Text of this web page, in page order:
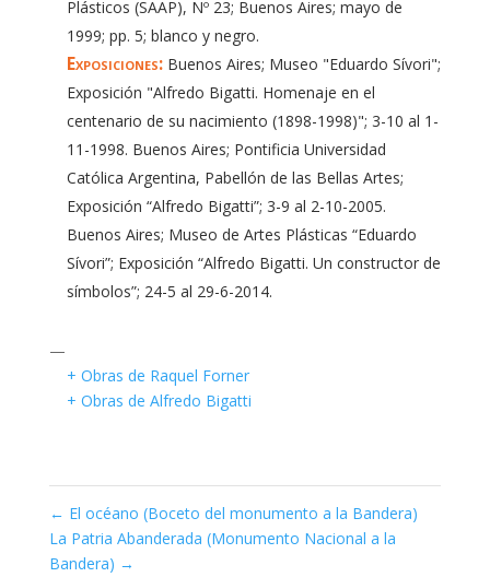
Plásticos (SAAP), Nº 23; Buenos Aires; mayo de
1999; pp. 5; blanco y negro.
Exposiciones:Buenos Aires; Museo "Eduardo Sívori";
Exposición "Alfredo Bigatti. Homenaje en el
centenario de su nacimiento (1898-1998)"; 3-10 al 1-
11-1998. Buenos Aires; Pontificia Universidad
Católica Argentina, Pabellón de las Bellas Artes;
Exposición “Alfredo Bigatti”; 3-9 al 2-10-2005.
Buenos Aires; Museo de Artes Plásticas “Eduardo
Sívori”; Exposición “Alfredo Bigatti. Un constructor de
símbolos”; 24-5 al 29-6-2014.
—
+ Obras de Raquel Forner
+ Obras de Alfredo Bigatti
← El océano (Boceto del monumento a la Bandera)
La Patria Abanderada (Monumento Nacional a la
Bandera) →